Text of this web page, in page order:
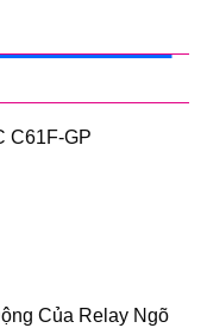
C61F-GP
Của Relay Ngõ